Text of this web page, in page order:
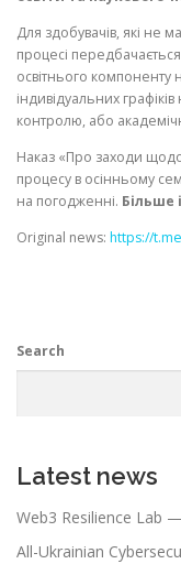
Для здобувачів, які не
процесі
освітнього компоненту
індивідуальних
контролю, або
Наказ «Про заходи щодо
процесу в осінньому
на погодженні. Більше
Original news: https://
Search
Latest news
Web3 Resilience Lab
All-Ukrainian